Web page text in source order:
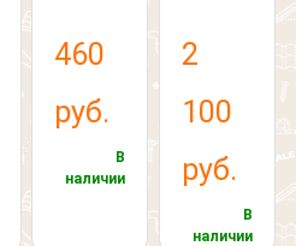
460
руб.
В
наличии
2
100
руб.
В
наличии